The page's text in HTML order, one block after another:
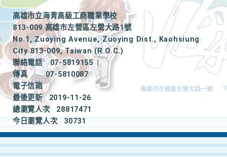
高雄市立海青高級工商職業學校
813-009 高雄市左營區左營大路1號
No.1, Zuoying Avenue, Zuoying Dist., Kaohsiung
City 813-009, Taiwan (R.O.C.)
聯絡電話
07-5819155
|
傳真
07-5810087
電子信箱
最後更新
2019-11-26
總瀏覽人次
28817471
今日瀏覽人次
30731